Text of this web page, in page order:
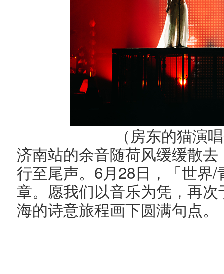
（房东的猫演
济南站的余音随荷风缓缓散
行至尾声。 6月 28 日，「世界/
章。愿我们以音乐为凭，再
海的诗意旅程画下圆满句点。